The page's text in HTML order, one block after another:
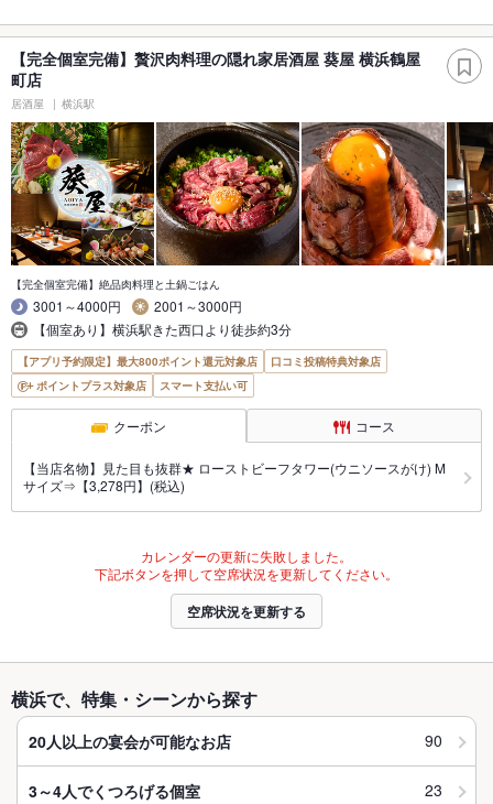
【完全個室完備】贅沢肉料理の隠れ家居酒屋 葵屋 横浜鶴屋
町店
居酒屋 横浜駅
【完全個室完備】絶品肉料理と土鍋ごはん
3001～4000円
2001～3000円
【個室あり】横浜駅きた西口より徒歩約3分
【アプリ予約限定】最大800ポイント還元対象店
口コミ投稿特典対象店
ポイントプラス対象店
スマート支払い可
クーポン コース
【当店名物】見た目も抜群★ ローストビーフタワー(ウニソースがけ) M
サイズ⇒【3,278円】(税込)
カレンダーの更新に失敗しました。
下記ボタンを押して空席状況を更新してください。
空席状況を更新する
横浜で、特集・シーンから探す
20人以上の宴会が可能なお店 90
3～4人でくつろげる個室 23